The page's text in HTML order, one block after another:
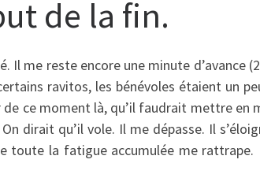
de la fin.
Il me reste encore une minute d’avance
ravitos, les bénévoles étaient un
de ce moment là, qu’il faudrait mettre
dirait qu’il vole. Il me dépasse. Il
toute la fatigue accumulée me